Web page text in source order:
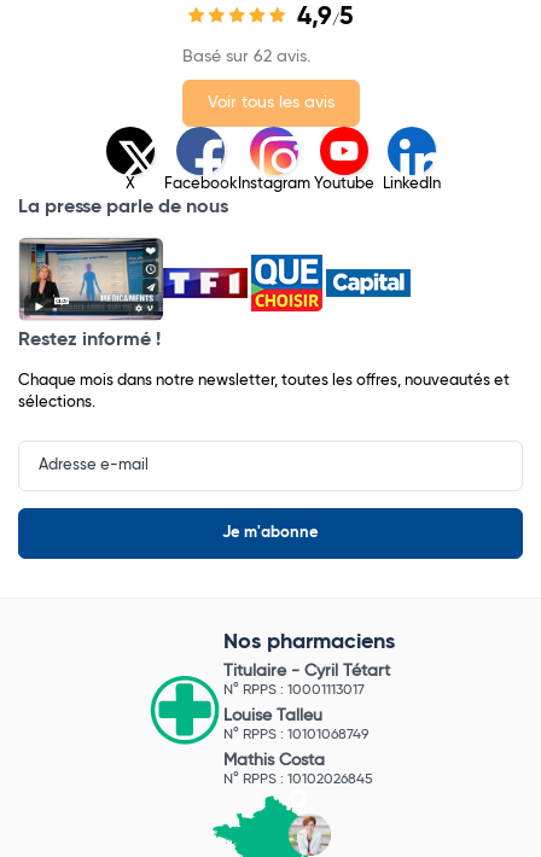
4,9/5
Basé sur 62 avis.
Voir tous les avis
X Facebook Instagram Youtube LinkedIn
La presse parle de nous
Restez informé !
Chaque mois dans notre newsletter, toutes les offres, nouveautés et
sélections.
Input
Newsletter
Nos pharmaciens
Titulaire - Cyril Tétart
N° RPPS : 10001113017
Louise Talleu
N° RPPS : 10101068749
Mathis Costa
N° RPPS : 10102026845